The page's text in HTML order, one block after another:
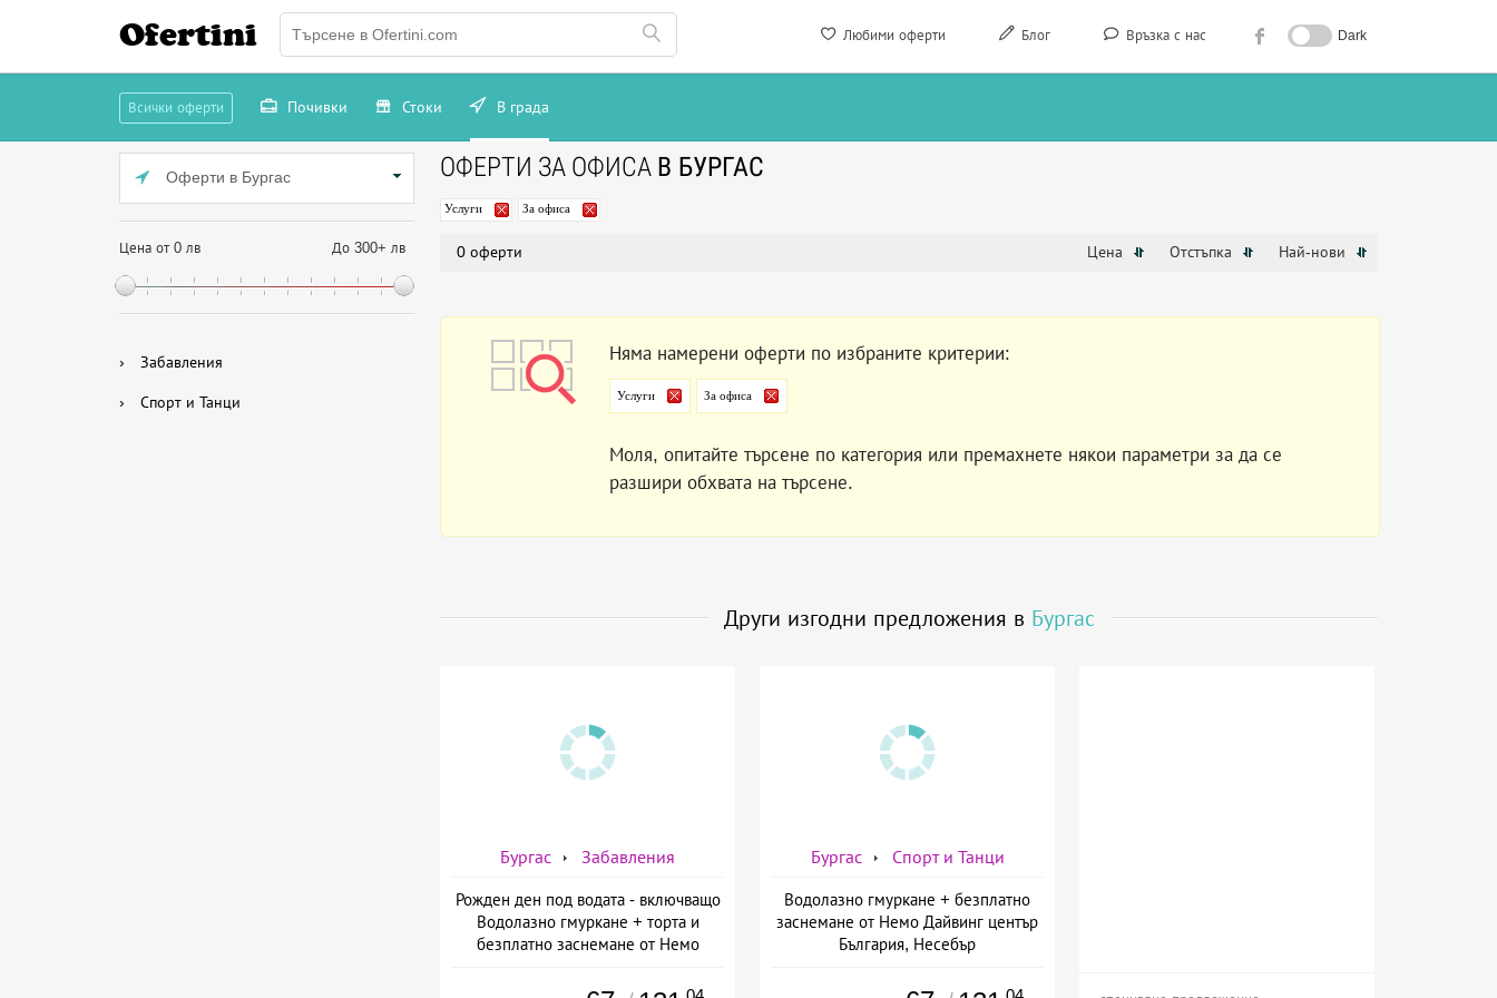
Любими оферти Блог Връзка с нас Dark
Ofertini
Всички оферти Почивки Стоки В града
Оферти в Бургас
Цена от 0 лв До 300+ лв
› Забавления
› Спорт и Танци
ОФЕРТИ ЗА ОФИСА В БУРГАС
Услуги За офиса
0 оферти Цена Отстъпка Най-нови
Няма намерени оферти по избраните критерии:
Услуги За офиса
Моля, опитайте търсене по категория или премахнете някои параметри за да се
разшири обхвата на търсене.
Други изгодни предложения в Бургас
Бургас Забавления
Рожден ден под водата - включващо
Водолазно гмуркане + торта и
безплатно заснемане от Немо
Бургас Спорт и Танци
Водолазно гмуркане + безплатно
заснемане от Немо Дайвинг център
България, Несебър